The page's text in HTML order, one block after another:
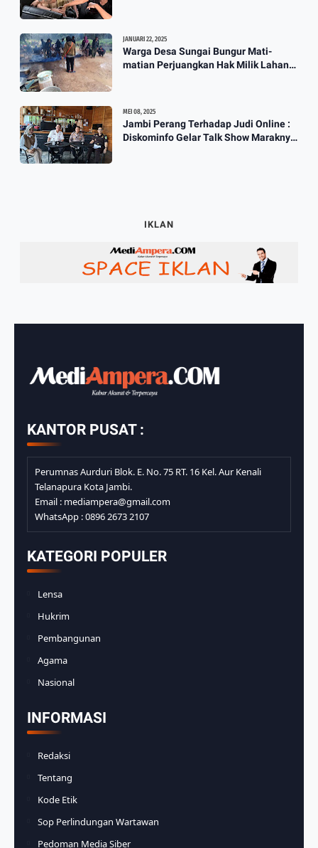
JANUARI 22, 2025
Warga Desa Sungai Bungur Mati-
matian Perjuangkan Hak Milik Lahan
MEI 08, 2025
Jambi Perang Terhadap Judi Online :
Diskominfo Gelar Talk Show Maraknya
IKLAN
KANTOR PUSAT :
Perumnas Aurduri Blok. E. No. 75 RT. 16 Kel. Aur Kenali
Telanapura Kota Jambi.
Email : mediampera@gmail.com
WhatsApp : 0896 2673 2107
KATEGORI POPULER
Lensa
Hukrim
Pembangunan
Agama
Nasional
INFORMASI
Redaksi
Tentang
Kode Etik
Sop Perlindungan Wartawan
Pedoman Media Siber